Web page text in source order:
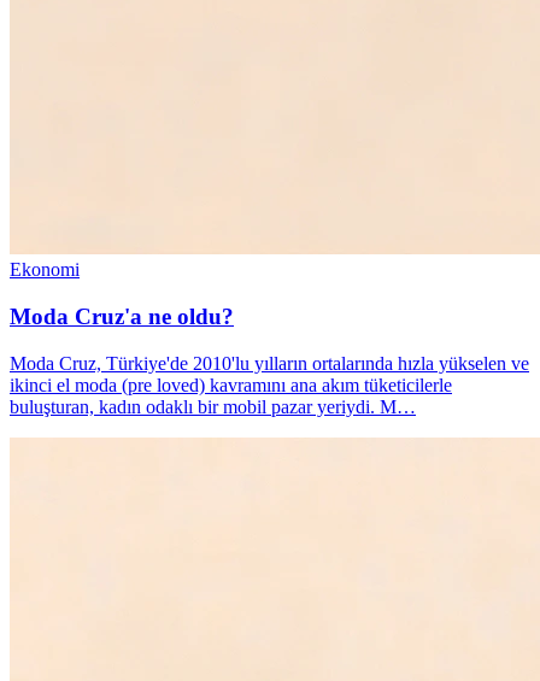
Ekonomi
Moda Cruz'a ne oldu?
Moda Cruz, Türkiye'de 2010'lu yılların ortalarında hızla yükselen ve
ikinci el moda (pre loved) kavramını ana akım tüketicilerle
buluşturan, kadın odaklı bir mobil pazar yeriydi. M…